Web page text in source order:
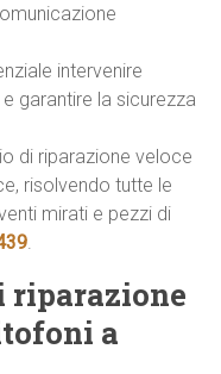
intervenire
garantire la sicurezza
di riparazione veloce
risolvendo tutte le
mirati e pezzi di
.
riparazione
a